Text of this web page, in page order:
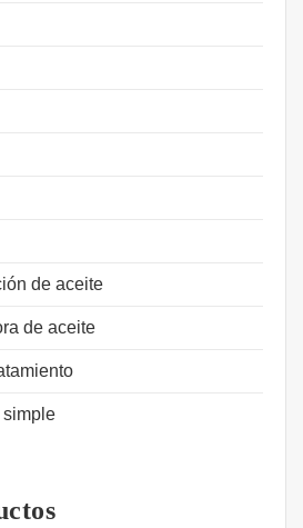
de aceite
de aceite
simple